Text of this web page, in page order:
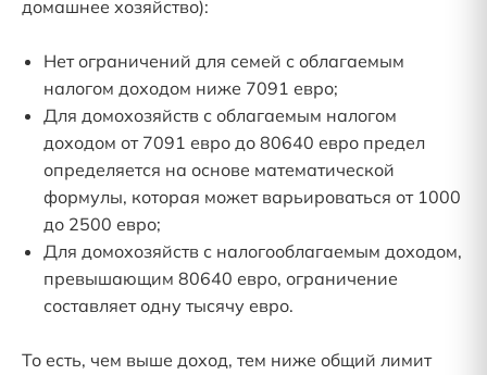
домашнее хозяйство):
Нет ограничений для семей с облагаемым
налогом доходом ниже 7091 евро;
Для домохозяйств с облагаемым налогом
доходом от 7091 евро до 80640 евро предел
определяется на основе математической
формулы, которая может варьироваться от 1000
до 2500 евро;
Для домохозяйств с налогооблагаемым доходом,
превышающим 80640 евро, ограничение
составляет одну тысячу евро.
То есть, чем выше доход, тем ниже общий лимит